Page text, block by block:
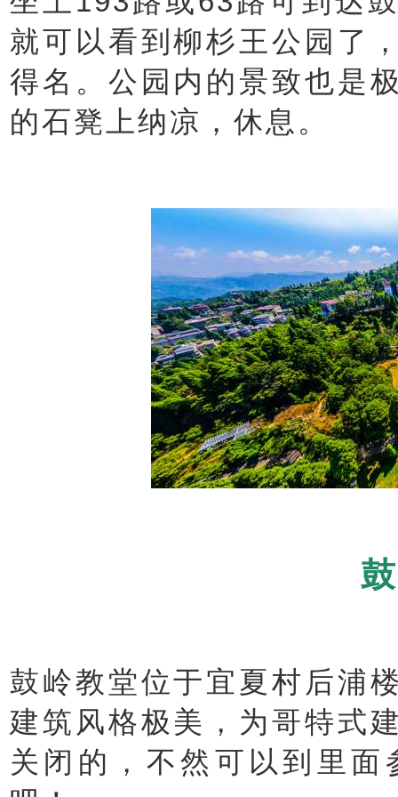
就可以看到柳杉王公园了
得名。公园内的景致也是
的石凳上纳凉，休息。
鼓岭教堂位于宜夏村后浦
建筑风格极美，为哥特式
关闭的，不然可以到里